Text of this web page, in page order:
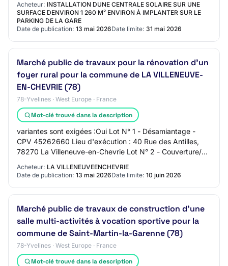
Acheteur: INSTALLATION DUNE CENTRALE SOLAIRE SUR UNE
SURFACE DENVIRON 1 260 M² ENVIRON À IMPLANTER SUR LE
PARKING DE LA GARE
Date de publication: 13 mai 2026Date limite: 31 mai 2026
Marché public de travaux pour la rénovation d'un
foyer rural pour la commune de LA VILLENEUVE-
EN-CHEVRIE (78)
78-Yvelines · West Europe · France
Mot-clé trouvé dans la description
variantes sont exigées :Oui Lot N° 1 - Désamiantage -
CPV 45262660 Lieu d'exécution : 40 Rue des Antilles,
78270 La Villeneuve-en-Chevrie Lot N° 2 - Couverture/
Acheteur: LA VILLENEUVEENCHEVRIE
Date de publication: 13 mai 2026Date limite: 10 juin 2026
Marché public de travaux de construction d'une
salle multi-activités à vocation sportive pour la
commune de Saint-Martin-la-Garenne (78)
78-Yvelines · West Europe · France
Mot-clé trouvé dans la description